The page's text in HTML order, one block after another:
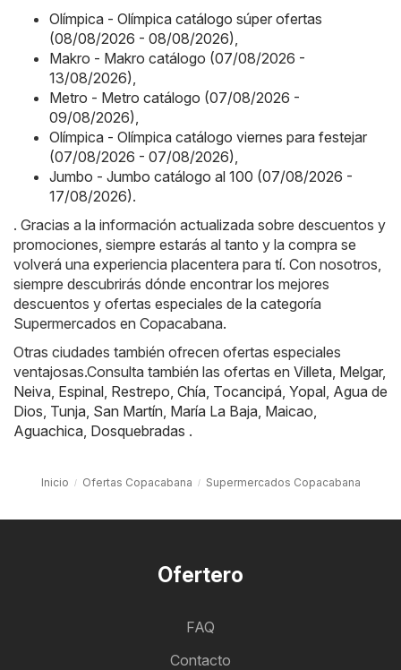
Olímpica - Olímpica catálogo súper ofertas
(08/08/2026 - 08/08/2026)
Makro - Makro catálogo (07/08/2026 -
13/08/2026)
Metro - Metro catálogo (07/08/2026 -
09/08/2026)
Olímpica - Olímpica catálogo viernes para festejar
(07/08/2026 - 07/08/2026)
Jumbo - Jumbo catálogo al 100 (07/08/2026 -
17/08/2026).
. Gracias a la información actualizada sobre descuentos y
promociones, siempre estarás al tanto y la compra se
volverá una experiencia placentera para tí. Con nosotros,
siempre descubrirás dónde encontrar los mejores
descuentos y ofertas especiales de la categoría
Supermercados en Copacabana.
Otras ciudades también ofrecen ofertas especiales
ventajosas.Consulta también las ofertas en Villeta Melgar,
Neiva Espinal Restrepo Chía Tocancipá Yopal Agua de
Dios Tunja San Martín María La Baja Maicao
Aguachica Dosquebradas .
Inicio Ofertas Copacabana Supermercados Copacabana
Ofertero
FAQ
Contacto